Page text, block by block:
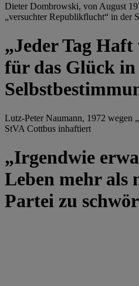
Dieter Dombrowski, von August
„versuchter Republikflucht“ in der
„Jeder Tag
für das Glück
Lutz-Peter Naumann, 1972 wegen
StVA Cottbus inhaftiert
„Irgendwie
Leben mehr als
Partei zu